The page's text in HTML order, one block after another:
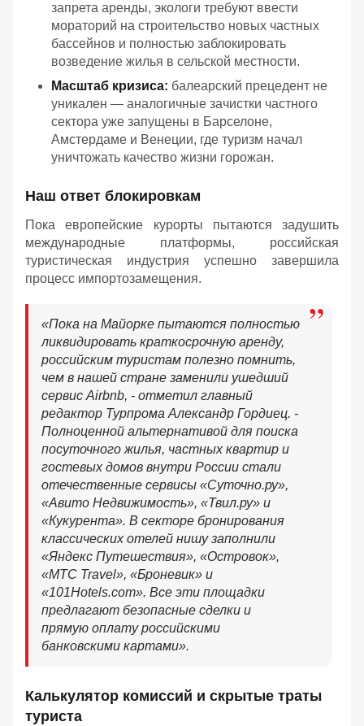
запрета аренды, экологи требуют ввести
мораторий на строительство новых частных
бассейнов и полностью заблокировать
возведение жилья в сельской местности.
Масштаб кризиса: балеарский прецедент не
уникален — аналогичные зачистки частного
сектора уже запущены в Барселоне,
Амстердаме и Венеции, где туризм начал
уничтожать качество жизни горожан.
Наш ответ блокировкам
Пока европейские курорты пытаются задушить
международные платформы, российская
туристическая индустрия успешно завершила
процесс импортозамещения.
«Пока на Майорке пытаются полностью
ликвидировать краткосрочную аренду,
российским туристам полезно помнить,
чем в нашей стране заменили ушедший
сервис Airbnb, - отметил главный
редактор Турпрома Александр Гордиец. -
Полноценной альтернативой для поиска
посуточного жилья, частных квартир и
гостевых домов внутри России стали
отечественные сервисы «Суточно.ру»,
«Авито Недвижимость», «Твил.ру» и
«Кукурента». В секторе бронирования
классических отелей нишу заполнили
«Яндекс Путешествия», «Островок»,
«МТС Travel», «Броневик» и
«101Hotels.com». Все эти площадки
предлагают безопасные сделки и
прямую оплату российскими
банковскими картами».
Калькулятор комиссий и скрытые траты
туриста